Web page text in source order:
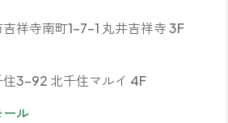
祥寺南町1-7-1 丸井吉祥寺 3F
住3-92 北千住マルイ 4F
ール